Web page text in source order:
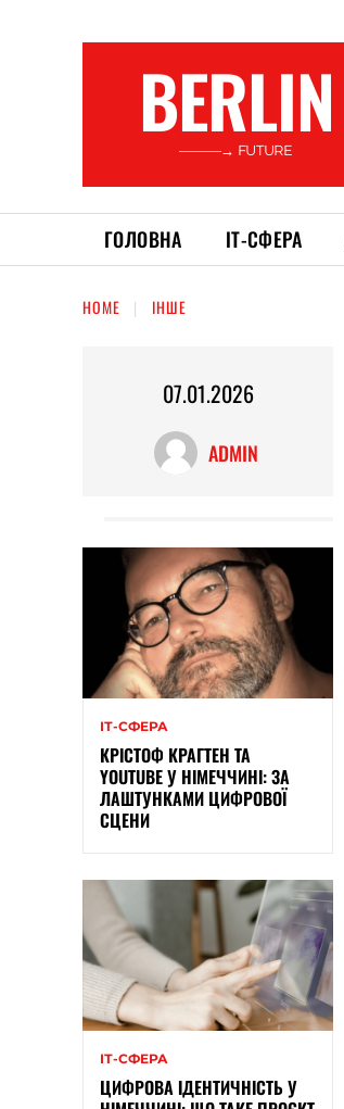
BERLIN
———→ FUTURE
ГОЛОВНА ІТ-СФЕРА
HOME ІНШЕ
07.01.2026
ADMIN
ІТ-СФЕРА
КРІСТОФ КРАГТЕН ТА
YOUTUBE У НІМЕЧЧИНІ: ЗА
ЛАШТУНКАМИ ЦИФРОВОЇ
СЦЕНИ
ІТ-СФЕРА
ЦИФРОВА ІДЕНТИЧНІСТЬ У